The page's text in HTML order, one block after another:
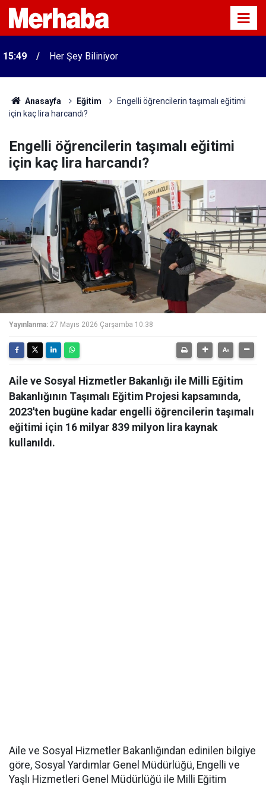
15:49 Her Şey Biliniyor
Anasayfa Eğitim
Engelli öğrencilerin taşımalı eğitimi
için kaç lira harcandı?
Engelli öğrencilerin taşımalı eğitimi
için kaç lira harcandı?
Yayınlanma: 27 Mayıs 2026 Çarşamba 10:38
Aile ve Sosyal Hizmetler Bakanlığı ile Milli Eğitim
Bakanlığının Taşımalı Eğitim Projesi kapsamında,
2023'ten bugüne kadar engelli öğrencilerin taşımalı
eğitimi için 16 milyar 839 milyon lira kaynak
kullanıldı.
Aile ve Sosyal Hizmetler Bakanlığından edinilen bilgiye
göre, Sosyal Yardımlar Genel Müdürlüğü, Engelli ve
Yaşlı Hizmetleri Genel Müdürlüğü ile Milli Eğitim